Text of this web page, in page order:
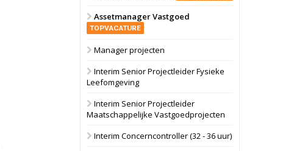
Oranje
28 september 2026
bedrijventerrein
Bekijk
Schuinesloot
Assetmanager Vastgoed
TOPVACATURE
Manager projecten
Interim Senior Projectleider Fysieke
Leefomgeving
Interim Senior Projectleider
Maatschappelijke Vastgoedprojecten
Interim Concerncontroller (32 - 36 uur)